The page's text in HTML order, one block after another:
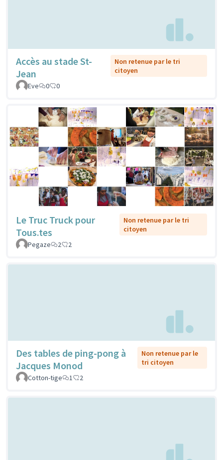
Accès au stade St-
Jean
Non retenue par le tri
citoyen
Eve
0 0
Le Truc Truck pour
Tous.tes
Non retenue par le tri
citoyen
Pegaze
2 2
Des tables de ping-pong à
Jacques Monod
Non retenue par le
tri citoyen
Cotton-tige
1 2